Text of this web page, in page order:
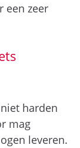
een zeer
harden
mag
leveren.